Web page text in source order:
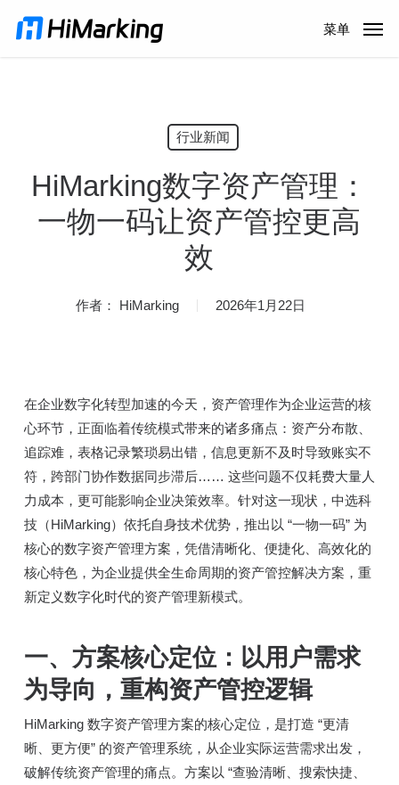
菜单
行业新闻
HiMarking数字资产管理：
一物一码让资产管控更高
效
作者： HiMarking 2026年1月22日
在企业数字化转型加速的今天，资产管理作为企业运营的核
心环节，正面临着传统模式带来的诸多痛点：资产分布散、
追踪难，表格记录繁琐易出错，信息更新不及时导致账实不
符，跨部门协作数据同步滞后…… 这些问题不仅耗费大量人
力成本，更可能影响企业决策效率。针对这一现状，中选科
技（HiMarking）依托自身技术优势，推出以 “一物一码” 为
核心的数字资产管理方案，凭借清晰化、便捷化、高效化的
核心特色，为企业提供全生命周期的资产管控解决方案，重
新定义数字化时代的资产管理新模式。
一、方案核心定位：以用户需求
为导向，重构资产管控逻辑
HiMarking 数字资产管理方案的核心定位，是打造 “更清
晰、更方便” 的资产管理系统，从企业实际运营需求出发，
破解传统资产管理的痛点。方案以 “查验清晰、搜索快捷、